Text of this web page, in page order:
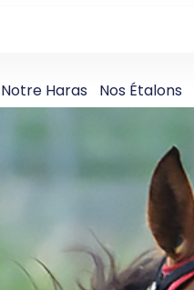
Notre Haras Nos Étalons